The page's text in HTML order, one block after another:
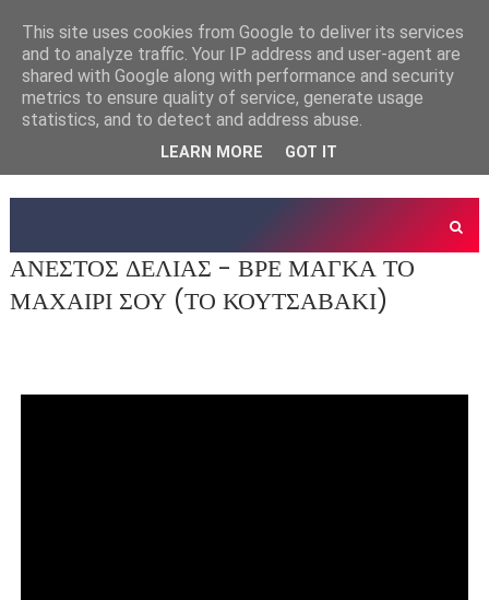
ΑΝΕΣΤΟΣ ΔΕΛΙΑΣ - ΒΡΕ ΜΑΓΚΑ ΤΟ
ΜΑΧΑΙΡΙ ΣΟΥ (ΤΟ ΚΟΥΤΣΑΒΑΚΙ)
This site uses cookies from Google to deliver its services
and to analyze traffic. Your IP address and user-agent are
shared with Google along with performance and security
metrics to ensure quality of service, generate usage
statistics, and to detect and address abuse.
LEARN MORE GOT IT